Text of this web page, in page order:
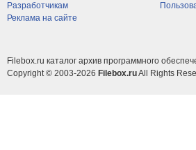
Разработчикам
Реклама на сайте
Filebox.ru каталог архив программного
Copyright © 2003-2026 Filebox.ruAll Rights